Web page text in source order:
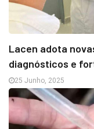
Lacen adota
diagnósticos e
25 Junho, 2025